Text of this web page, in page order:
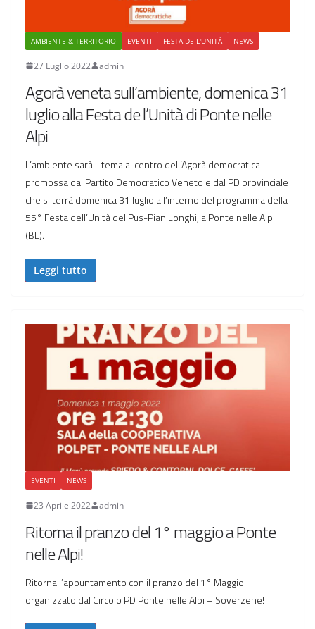
AMBIENTE & TERRITORIO EVENTI FESTA DE L'UNITÀ NEWS
27 Luglio 2022 admin
Agorà veneta sull’ambiente, domenica 31
luglio alla Festa de l’Unità di Ponte nelle
Alpi
L’ambiente sarà il tema al centro dell’Agorà democratica
promossa dal Partito Democratico Veneto e dal PD provinciale
che si terrà domenica 31 luglio all’interno del programma della
55° Festa dell’Unità del Pus-Pian Longhi, a Ponte nelle Alpi
(BL).
Leggi tutto
EVENTI NEWS
23 Aprile 2022 admin
Ritorna il pranzo del 1° maggio a Ponte
nelle Alpi!
Ritorna l’appuntamento con il pranzo del 1° Maggio
organizzato dal Circolo PD Ponte nelle Alpi – Soverzene!